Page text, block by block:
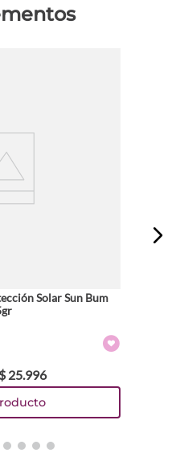
Solar Sun Bum
$ 25.996